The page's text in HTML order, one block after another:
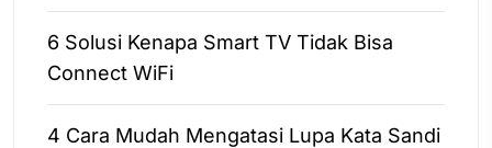
6 Solusi Kenapa Smart TV Tidak Bisa
Connect WiFi
4 Cara Mudah Mengatasi Lupa Kata Sandi